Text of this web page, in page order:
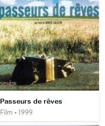
Passeurs de rêves
Film • 1999